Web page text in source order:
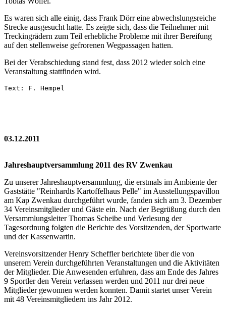
Es waren sich alle einig, dass Frank Dörr eine abwechslungsreiche
Strecke ausgesucht hatte. Es zeigte sich, dass die Teilnehmer mit
Treckingrädern zum Teil erhebliche Probleme mit ihrer Bereifung
auf den stellenweise gefrorenen Wegpassagen hatten.
Bei der Verabschiedung stand fest, dass 2012 wieder solch eine
Veranstaltung stattfinden wird.
Text: F. Hempel
03.12.2011
Jahreshauptversammlung 2011 des RV Zwenkau
Zu unserer Jahreshauptversammlung, die erstmals im Ambiente der
Gaststätte "Reinhardts Kartoffelhaus Pelle" im Ausstellungspavillon
am Kap Zwenkau durchgeführt wurde, fanden sich am 3. Dezember
34 Vereinsmitglieder und Gäste ein. Nach der Begrüßung durch den
Versammlungsleiter Thomas Scheibe und Verlesung der
Tagesordnung folgten die Berichte des Vorsitzenden, der Sportwarte
und der Kassenwartin.
Vereinsvorsitzender Henry Scheffler berichtete über die von
unserem Verein durchgeführten Veranstaltungen und die Aktivitäten
der Mitglieder. Die Anwesenden erfuhren, dass am Ende des Jahres
9 Sportler den Verein verlassen werden und 2011 nur drei neue
Mitglieder gewonnen werden konnten. Damit startet unser Verein
mit 48 Vereinsmitgliedern ins Jahr 2012.